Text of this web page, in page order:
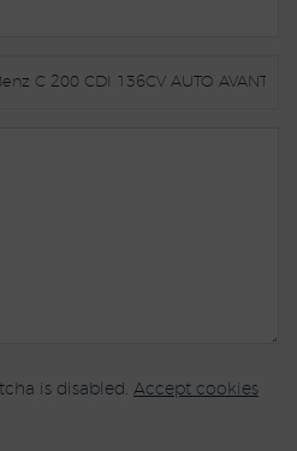
is disabled. Accept cookies